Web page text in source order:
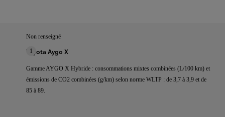
Non renseigné
1
Toyota Aygo X
Gamme AYGO X Hybride : consommations mixtes combinées (L/100 km) et
émissions de CO2 combinées (g/km) selon norme WLTP : de 3,7 à 3,9 et de
85 à 89.